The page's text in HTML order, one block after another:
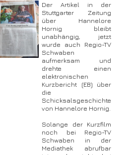
Der Artikel in der
Stuttgarter Zeitung
über Hannelore
Hornig bleibt
unabhängig, jetzt
wurde auch Regio-TV
Schwaben
aufmerksam und
drehte einen
elektronischen
Kurzbericht (EB) über
die
Schicksalsgeschichte
von Hannelore Hornig.
Solange der Kurzfilm
noch bei Regio-TV
Schwaben in der
Mediathek abrufbar